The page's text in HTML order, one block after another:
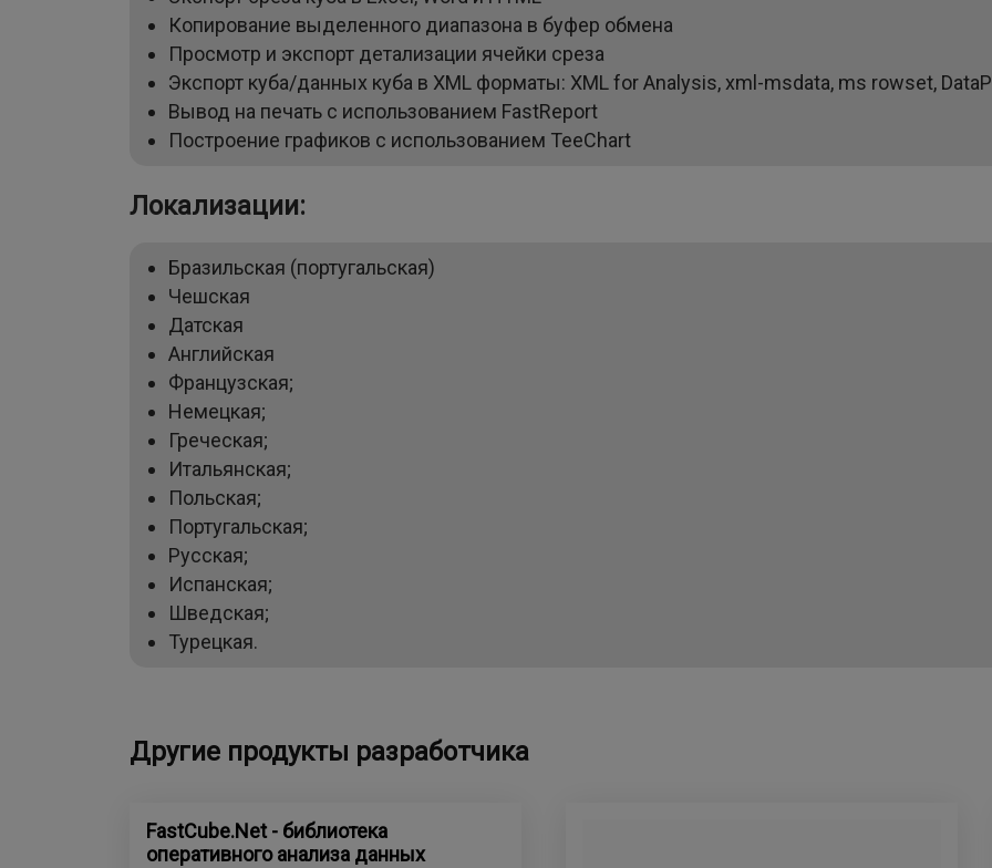
Копирование выделенного диапазона в буфер обмена
Просмотр и экспорт детализации ячейки среза
Экспорт куба/данных куба в XML форматы: XML for Analysis, xml-msdata, ms rowset,
Вывод на печать с использованием FastReport
Построение графиков с использованием TeeChart
Локализации:
Бразильская (португальская)
Чешская
Датская
Английская
Французская;
Немецкая;
Греческая;
Итальянская;
Польская;
Португальская;
Русская;
Испанская;
Шведская;
Турецкая.
Другие продукты разработчика
FastCube.Net - библиотека
оперативного анализа данных